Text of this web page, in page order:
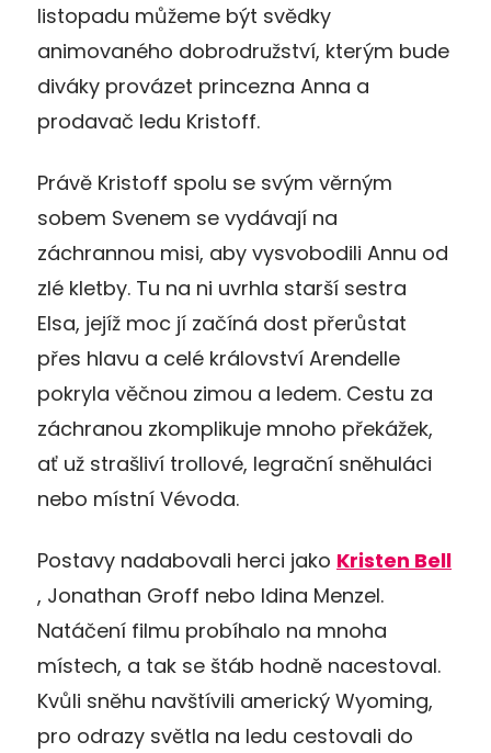
listopadu můžeme být svědky
animovaného dobrodružství, kterým bude
diváky provázet princezna Anna a
prodavač ledu Kristoff.
Právě Kristoff spolu se svým věrným
sobem Svenem se vydávají na
záchrannou misi, aby vysvobodili Annu od
zlé kletby. Tu na ni uvrhla starší sestra
Elsa, jejíž moc jí začíná dost přerůstat
přes hlavu a celé království Arendelle
pokryla věčnou zimou a ledem. Cestu za
záchranou zkomplikuje mnoho překážek,
ať už strašliví trollové, legrační sněhuláci
nebo místní Vévoda.
Postavy nadabovali herci jako Kristen Bell
, Jonathan Groff nebo Idina Menzel.
Natáčení filmu probíhalo na mnoha
místech, a tak se štáb hodně nacestoval.
Kvůli sněhu navštívili americký Wyoming,
pro odrazy světla na ledu cestovali do